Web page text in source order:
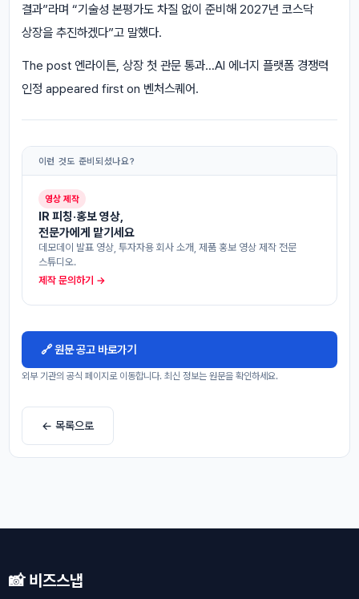
결과”라며 “기술성 본평가도 차질 없이 준비해 2027년 코스닥
상장을 추진하겠다”고 말했다.
The post 엔라이튼, 상장 첫 관문 통과…AI 에너지 플랫폼 경쟁력
인정 appeared first on 벤처스퀘어.
이런 것도 준비되셨나요?
영상 제작
IR 피칭·홍보 영상,
전문가에게 맡기세요
데모데이 발표 영상, 투자자용 회사 소개, 제품 홍보 영상 제작 전문
스튜디오.
제작 문의하기 →
🔗 원문 공고 바로가기
외부 기관의 공식 페이지로 이동합니다. 최신 정보는 원문을 확인하세요.
← 목록으로
📸 비즈스냅